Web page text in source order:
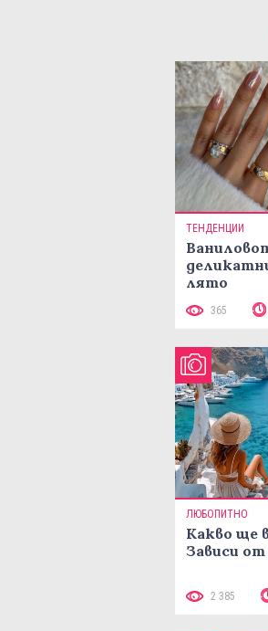
ТЕНДЕНЦИИ
лято
365
ЛЮБОПИТНО
Какво ще
Зависи
2 385